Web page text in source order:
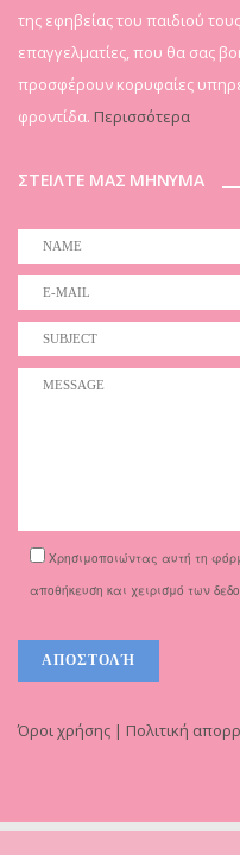
της εφηβείας του παιδιού
επαγγελματίες, που θα σας
προσφέρουν κορυφαίες
φροντίδα. Περισσότερα
ΣΤΕΙΛΤΕ ΜΑΣ ΜΗΝΥΜΑ
Χρησιμοποιώντας αυτή τη
αποθήκευση και χειρισμό των
Όροι χρήσης | Πολιτική